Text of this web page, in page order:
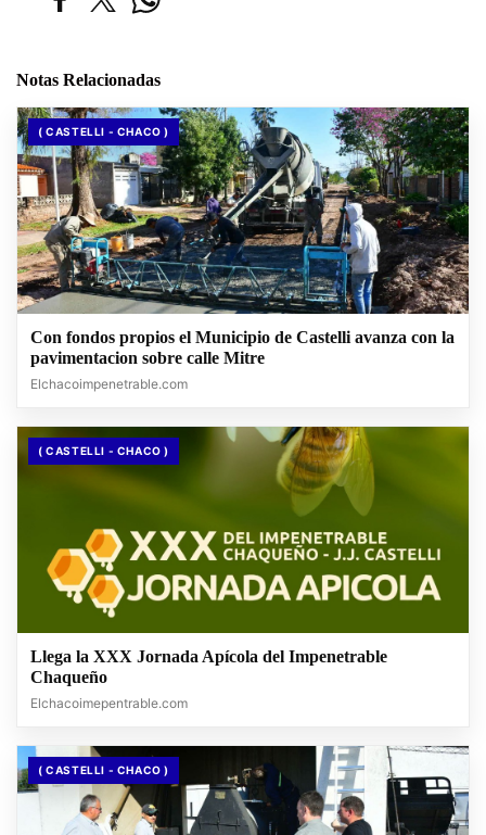
Notas Relacionadas
( CASTELLI - CHACO )
Con fondos propios el Municipio de Castelli avanza con la
pavimentacion sobre calle Mitre
Elchacoimpenetrable.com
( CASTELLI - CHACO )
Llega la XXX Jornada Apícola del Impenetrable
Chaqueño
Elchacoimepentrable.com
( CASTELLI - CHACO )